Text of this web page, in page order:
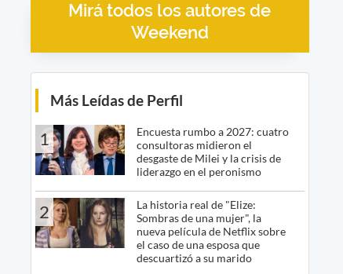
Mirá todos los autores de
Weekend
Más Leídas de Perfil
1
Encuesta rumbo a 2027: cuatro
consultoras midieron el
desgaste de Milei y la crisis de
liderazgo en el peronismo
2
La historia real de "Elize:
Sombras de una mujer", la
nueva película de Netflix sobre
el caso de una esposa que
descuartizó a su marido